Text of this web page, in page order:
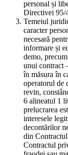
personal și
Directivei 95/
Temeiul
caracter
necesară
informare și
demo,
unui contract
în măsura în
operatorul de
revin,
6 alineatul 1
prelucrarea
interesele
decontărilor
din
Contractul